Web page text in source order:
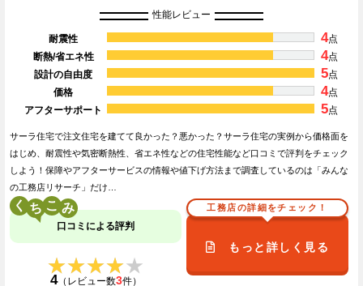
性能レビュー
耐震性 4点
断熱/省エネ性
4点
設計の自由度
5点
価格
4点
アフターサポート
5点
サーラ住宅で注文住宅を建てて良かった？悪かった？サーラ住宅の実例から価格面を
はじめ、耐震性や気密断熱性、省エネ性などの住宅性能など口コミで評判をチェック
しよう！保障やアフターサービスの情報や値下げ方法まで調査しているのは「みんな
の工務店リサーチ」だけ…
く こ
口コミによる評判
★★★★★
★★★★★
4（レビュー数3件）
工務店の詳細をチェック！
もっと詳しく見る